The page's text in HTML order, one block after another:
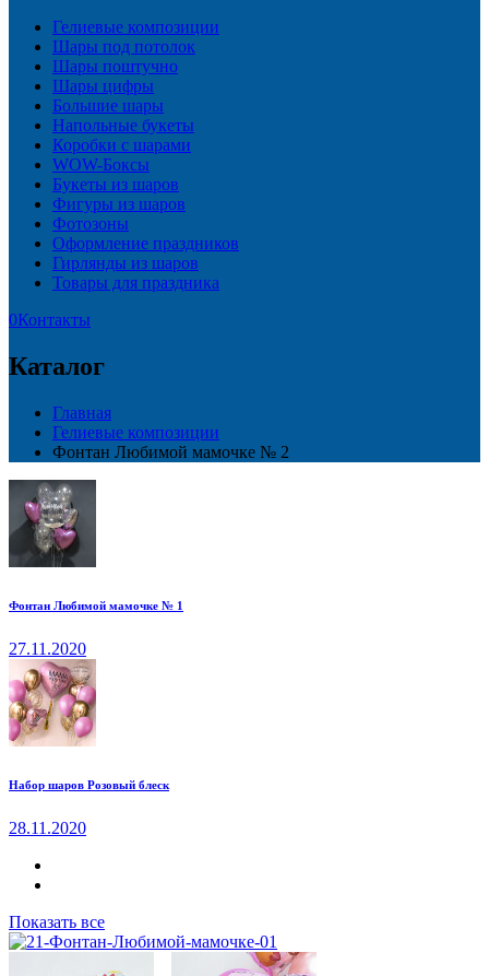
Гелиевые композиции
Шары под потолок
Шары поштучно
Шары цифры
Большие шары
Напольные букеты
Коробки с шарами
WOW-Боксы
Букеты из шаров
Фигуры из шаров
Фотозоны
Оформление праздников
Гирлянды из шаров
Товары для праздника
0Контакты
Каталог
Главная
Гелиевые композиции
Фонтан Любимой мамочке № 2
Фонтан Любимой мамочке № 1
27.11.2020
Набор шаров Розовый блеск
28.11.2020
Показать все